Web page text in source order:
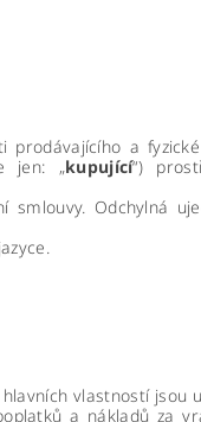
a
jen: „kupující“)
smlouvy. Odchylná
vlastností
a nákladů za